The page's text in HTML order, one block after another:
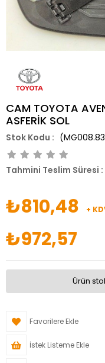
CAM TOYOTA
ASFERİK SOL
Tahmini Teslim Süresi :
₺810,48 +
₺972,57
Ürün
Favorilere Ekle
İstek Listeme Ekle